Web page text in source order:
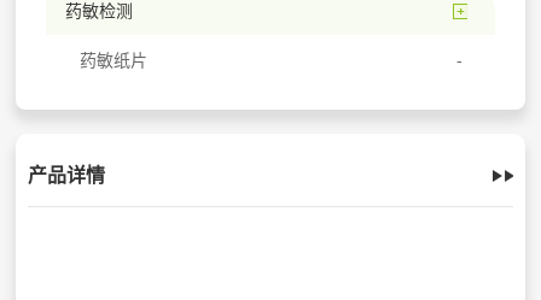
药敏检测
药敏纸片
产品详情